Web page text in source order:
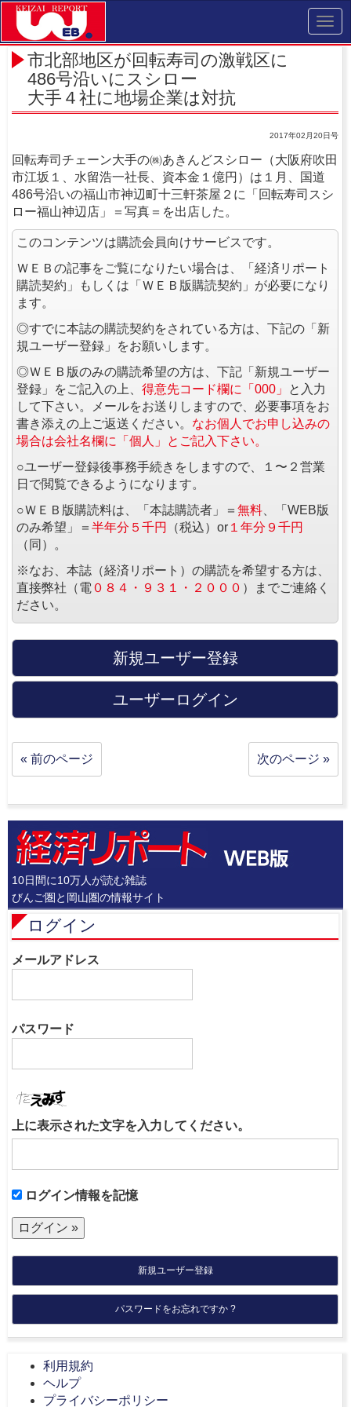
市北部地区が回転寿司の激戦区に
486号沿いにスシロー
大手４社に地場企業は対抗
2017年02月20日号
回転寿司チェーン大手の㈱あきんどスシロー（大阪府吹田
市江坂１、水留浩一社長、資本金１億円）は１月、国道
486号沿いの福山市神辺町十三軒茶屋２に「回転寿司スシ
ロー福山神辺店」＝写真＝を出店した。
このコンテンツは購読会員向けサービスです。
ＷＥＢの記事をご覧になりたい場合は、「経済リポート
購読契約」もしくは「ＷＥＢ版購読契約」が必要になり
ます。
◎すでに本誌の購読契約をされている方は、下記の「新
規ユーザー登録」をお願いします。
◎ＷＥＢ版のみの購読希望の方は、下記「新規ユーザー
登録」をご記入の上、 得意先コード欄に「000」
と入力
して下さい。メールをお送りしますので、必要事項をお
書き添えの上ご返送ください。 なお個人でお申し込みの
場合は会社名欄に「個人」とご記入下さい。
○ユーザー登録後事務手続きをしますので、１〜２営業
日で閲覧できるようになります。
○ＷＥＢ版購読料は、「本誌購読者」＝ 無料 、「WEB版
のみ希望」＝ 半年分５千円 （税込）or １年分９千円
（同）。
※なお、本誌（経済リポート）の購読を希望する方は、
直接弊社（電 ０８４・９３１・２０００ ）までご連絡く
ださい。
新規ユーザー登録
ユーザーログイン
« 前のページ 次のページ »
10日間に10万人が読む雑誌
びんご圏と岡山圏の情報サイト
ログイン
メールアドレス
パスワード
上に表示された文字を入力してください。
ログイン情報を記憶
新規ユーザー登録
パスワードをお忘れですか ?
利用規約
ヘルプ
プライバシーポリシー